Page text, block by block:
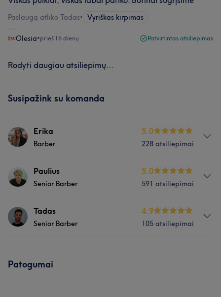
Paslaugą atliko Tadas• Vyriškas kirpimas
Olesia•prieš 16 dienų Patvirtintas atsiliepimas
Rodyti daugiau atsiliepimų...
Susipažink su komanda
Erika
Barber
5.0
228 atsiliepimai
Paslaugos
Mūsų klientų nuomonė apie darbuotoją: Erika
Kruopštus 7
Paulius
Senior Barber
5.0
591 atsiliepimai
Paslaugos
Mūsų klientų nuomonė apie darbuotoją: Paulius
Tadas
Senior Barber
4.9
105 atsiliepimai
Plaukai
Patogumai